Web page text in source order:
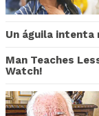
Un águila intenta
Man Teaches
Watch!